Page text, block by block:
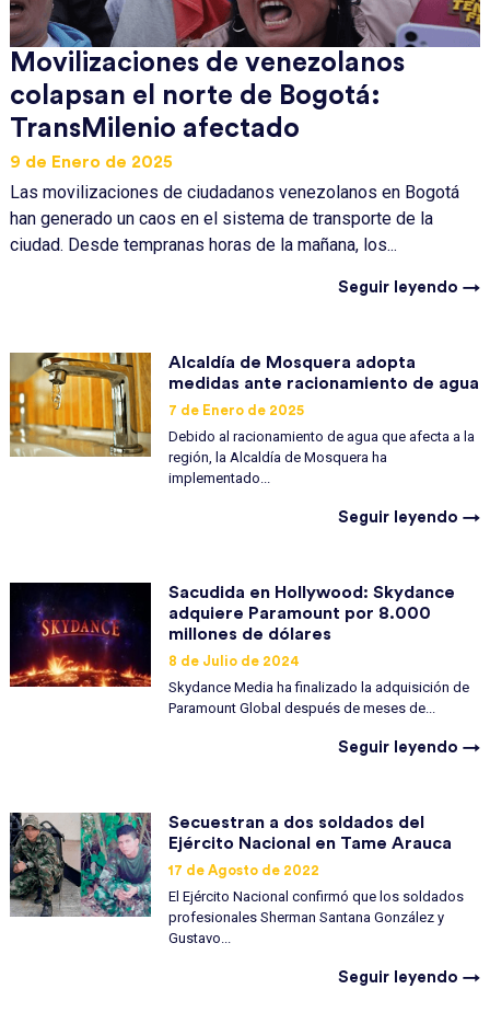
Movilizaciones de venezolanos
colapsan el norte de Bogotá:
TransMilenio afectado
9 de Enero de 2025
Las movilizaciones de ciudadanos venezolanos en Bogotá
han generado un caos en el sistema de transporte de la
ciudad. Desde tempranas horas de la mañana, los...
Seguir leyendo →
Alcaldía de Mosquera adopta
medidas ante racionamiento de agua
7 de Enero de 2025
Debido al racionamiento de agua que afecta a la
región, la Alcaldía de Mosquera ha
implementado...
Seguir leyendo →
Sacudida en Hollywood: Skydance
adquiere Paramount por 8.000
millones de dólares
8 de Julio de 2024
Skydance Media ha finalizado la adquisición de
Paramount Global después de meses de...
Seguir leyendo →
Secuestran a dos soldados del
Ejército Nacional en Tame Arauca
17 de Agosto de 2022
El Ejército Nacional confirmó que los soldados
profesionales Sherman Santana González y
Gustavo...
Seguir leyendo →